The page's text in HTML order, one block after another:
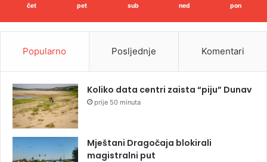
čet pet sub ned pon
Popularno Posljednje Komentari
Koliko data centri zaista “piju” Dunav
prije 50 minuta
Mještani Dragočaja blokirali
magistralni put